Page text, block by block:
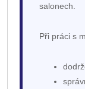
salonech.
Při práci s